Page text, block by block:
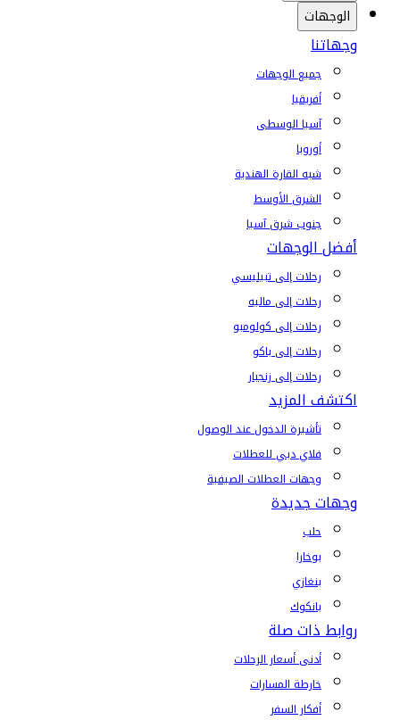
الوجهات
وجهاتنا
جميع الوجهات
أفريقيا
آسيا الوسطى
أوروبا
شبه القارة الهندية
الشرق الأوسط
جنوب شرق آسيا
أفضل الوجهات
رحلات إلى تبيليسي
رحلات إلى ماليه
رحلات إلى كولومبو
رحلات إلى باكو
رحلات إلى زنجبار
اكتشف المزيد
تأشيرة الدخول عند الوصول
فلاي دبي للعطلات
وجهات العطلات الصيفية
وجهات جديدة
حلب
بوخارا
بنغازي
بانكوك
روابط ذات صلة
أدنى أسعار الرحلات
خارطة المسارات
أفكار السفر